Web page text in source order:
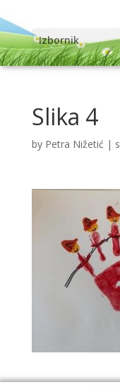
Izbornik
Slika 4
by Petra Nižetić |